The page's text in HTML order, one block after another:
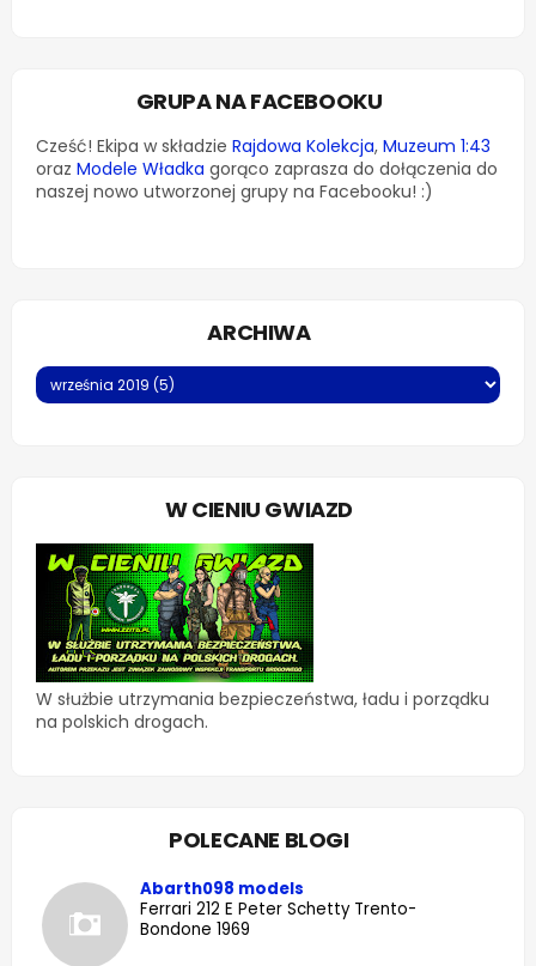
GRUPA NA FACEBOOKU
Cześć! Ekipa w składzie Rajdowa Kolekcja, Muzeum 1:43
oraz Modele Władka gorąco zaprasza do dołączenia do
naszej nowo utworzonej grupy na Facebooku! :)
ARCHIWA
W CIENIU GWIAZD
W służbie utrzymania bezpieczeństwa, ładu i porządku
na polskich drogach.
POLECANE BLOGI
Abarth098 models
Ferrari 212 E Peter Schetty Trento-
Bondone 1969